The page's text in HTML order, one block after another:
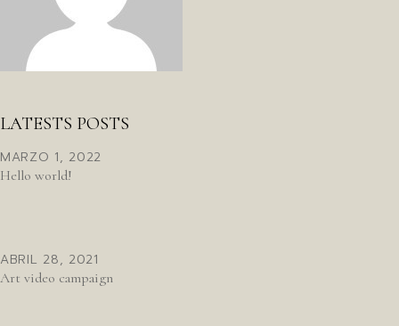
LATESTS POSTS
MARZO 1, 2022
Hello world!
ABRIL 28, 2021
Art video campaign